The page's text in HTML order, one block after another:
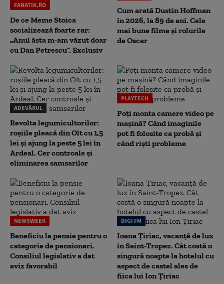
FANATIK.RO
De ce Meme Stoica
socializează foarte rar:
„Anul ăsta m-am văzut doar
cu Dan Petrescu”. Exclusiv
Cum arată Dustin Hoffman
în 2026, la 89 de ani. Cele
mai bune filme și rolurile
de Oscar
ADEVĂRUL
Revolta legumicultorilor:
roșiile pleacă din Olt cu 1,5
lei și ajung la peste 5 lei în
Ardeal. Cer controale și
eliminarea samsarilor
PLAYTECH
Poți monta camere video pe
mașină? Când imaginile
pot fi folosite ca probă și
când riști probleme
NEWSWEEK
Beneficiu la pensie pentru o
categorie de pensionari.
Consiliul legislativ a dat
aviz favorabil
DIGI FM
Ioana Țiriac, vacanță de lux
în Saint-Tropez. Cât costă o
singură noapte la hotelul cu
aspect de castel ales de
fiica lui Ion Țiriac